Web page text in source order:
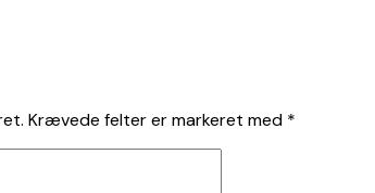
Krævede felter er markeret med *